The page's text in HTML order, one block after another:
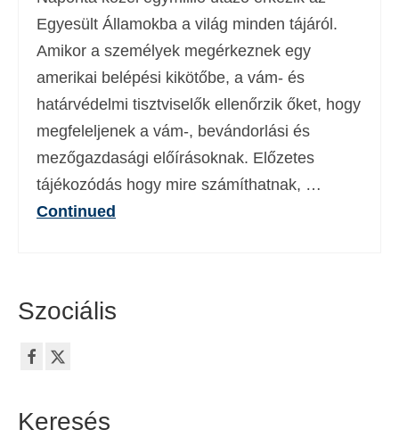
Deutsch(Német )
Ελληνικά(Görög)
Italiano (Olasz)
日本語(Japán )
한국어
Português
Español
Egyesült Államokba a világ minden tájáról.
Amikor a személyek megérkeznek egy
amerikai belépési kikötőbe, a vám- és
határvédelmi tisztviselők ellenőrzik őket, hogy
megfeleljenek a vám-, bevándorlási és
mezőgazdasági előírásoknak. Előzetes
tájékozódás hogy mire számíthatnak, …
Continued
Szociális
Keresés